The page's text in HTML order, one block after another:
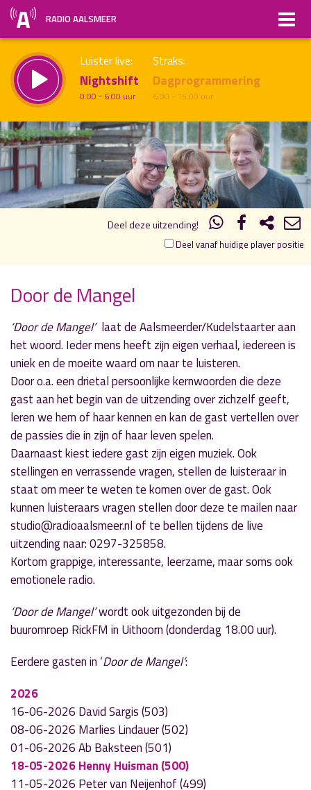
RADIO AALSMEER
Luister live:
Nightshift
0.00 - 6.00 uur
Straks:
Dagprogrammering
6.00 - 15.00 uur
19.00 20.00
Vorig uur uur 1 van 1 Volgend uur
Inklappen
Deel deze uitzending!
Deel vanaf huidige player positie
Door de Mangel
‘Door de Mangel’laat de Aalsmeerder/Kudelstaarter aan
het woord. Ieder mens heeft zijn eigen verhaal, iedereen is
uniek en de moeite waard om naar te luisteren.
Door o.a. een drietal persoonlijke kernwoorden die deze
gast aan het begin van de uitzending over zichzelf geeft,
leren we hem of haar kennen en kan de gast vertellen over
de passies die in zijn of haar leven spelen.
Daarnaast kiest iedere gast zijn eigen muziek. Ook
stellingen en verrassende vragen, stellen de luisteraar in
staat om meer te weten te komen over de gast. Ook
kunnen luisteraars vragen stellen door deze te mailen naar
studio@radioaalsmeer.nl of te bellen tijdens de live
uitzending naar: 0297-325858.
Kortom grappige, interessante, leerzame, maar soms ook
emotionele radio.
‘Door de Mangel’wordt ook uitgezonden bij de
buuromroep RickFM in Uithoorn (donderdag 18.00 uur).
Eerdere gasten in ‘Door de Mangel’:
2026
16-06-2026 David Sargis (503)
08-06-2026 Marlies Lindauer (502)
01-06-2026 Ab Baksteen (501)
18-05-2026 Henny Huisman (500)
11-05-2026 Peter van Neijenhof (499)